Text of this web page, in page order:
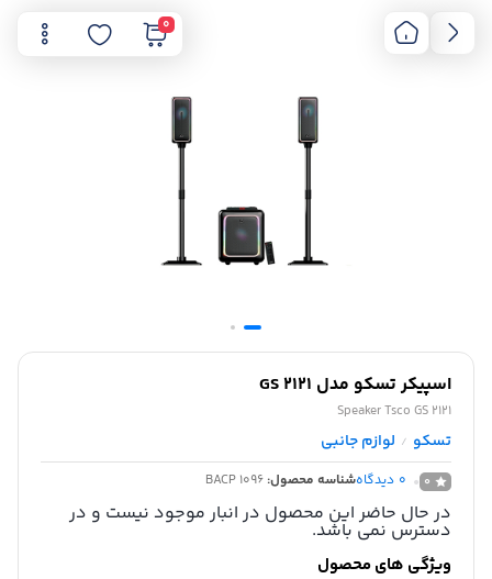
0
اسپیکر تسکو مدل GS 2121
Speaker Tsco GS 2121
تسکو / لوازم جانبی
0
0 دیدگاهشناسه محصول: BACP 1096
در حال حاضر این محصول در انبار موجود نیست و در
دسترس نمی باشد.
ویژگی های محصول